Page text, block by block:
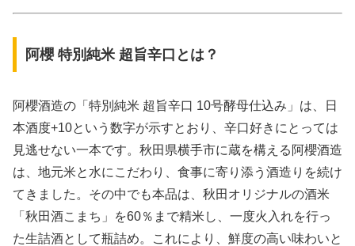
阿櫻 特別純米 超旨辛口とは？
阿櫻酒造の「特別純米 超旨辛口 10号酵母仕込み」は、日
本酒度+10という数字が示すとおり、辛口好きにとっては
見逃せない一本です。秋田県横手市に蔵を構える阿櫻酒造
は、地元米と水にこだわり、食事に寄り添う酒造りを続け
てきました。その中でも本品は、秋田オリジナルの酒米
「秋田酒こまち」を60％まで精米し、一度火入れを行っ
た生詰酒として瓶詰め。これにより、鮮度の高い味わいと